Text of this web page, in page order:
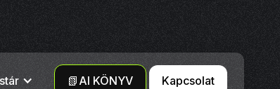
📗AI KÖNYV Kapcsolat